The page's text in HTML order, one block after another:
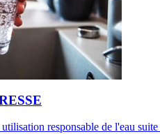
responsable de l'eau suite